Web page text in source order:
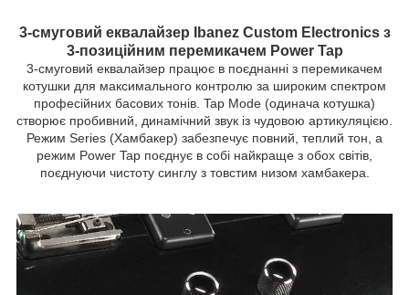
3-смуговий еквалайзер Ibanez Custom Electronics з
3-позиційним перемикачем Power Tap
3-смуговий еквалайзер працює в поєднанні з перемикачем
котушки для максимального контролю за широким спектром
професійних басових тонів. Tap Mode (одинача котушка)
створює пробивний, динамічний звук із чудовою артикуляцією.
Режим Series (Хамбакер) забезпечує повний, теплий тон, а
режим Power Tap поєднує в собі найкраще з обох світів,
поєднуючи чистоту синглу з товстим низом хамбакера.